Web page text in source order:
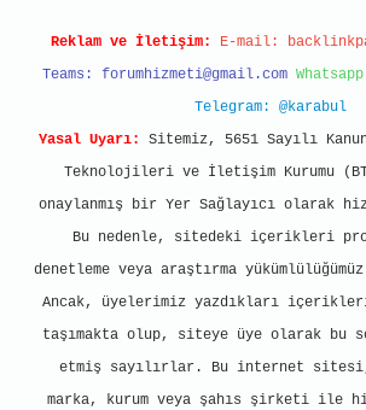
Reklam ve İletişim: E-mail:
Teams: forumhizmeti@gmail.com
Telegram: @karabul
Yasal Uyarı:
Sitemiz, 5651 Sayılı
Teknolojileri ve İletişim Kurumu
onaylanmış bir Yer Sağlayıcı olarak
Bu nedenle, sitedeki içerikleri
denetleme veya araştırma
Ancak, üyelerimiz yazdıkları
taşımakta olup, siteye üye olarak bu
etmiş sayılırlar. Bu internet
marka, kurum veya şahıs şirketi ile